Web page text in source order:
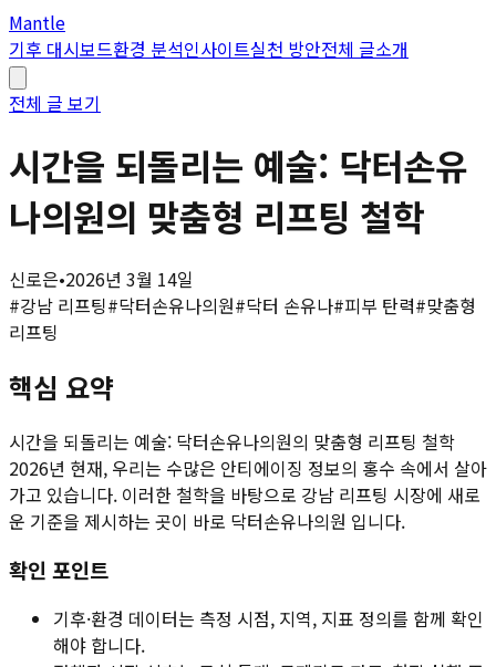
Mantle
기후 대시보드환경 분석인사이트실천 방안전체 글소개
전체 글 보기
시간을 되돌리는 예술: 닥터손유
나의원의 맞춤형 리프팅 철학
신로은•2026년 3월 14일
#강남 리프팅#닥터손유나의원#닥터 손유나#피부 탄력#맞춤형
리프팅
핵심 요약
시간을 되돌리는 예술: 닥터손유나의원의 맞춤형 리프팅 철학
2026년 현재, 우리는 수많은 안티에이징 정보의 홍수 속에서 살아
가고 있습니다. 이러한 철학을 바탕으로 강남 리프팅 시장에 새로
운 기준을 제시하는 곳이 바로 닥터손유나의원 입니다.
확인 포인트
기후·환경 데이터는 측정 시점, 지역, 지표 정의를 함께 확인
해야 합니다.